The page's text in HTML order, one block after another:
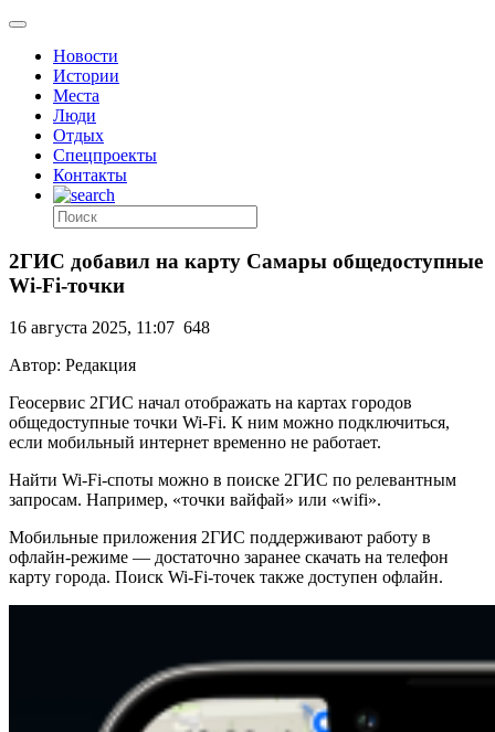
Новости
Истории
Места
Люди
Отдых
Спецпроекты
Контакты
2ГИС добавил на карту Самары общедоступные
Wi-Fi-точки
16 августа 2025, 11:07 648
Автор: Редакция
Геосервис 2ГИС начал отображать на картах городов
общедоступные точки Wi-Fi. К ним можно подключиться,
если мобильный интернет временно не работает.
Найти Wi-Fi-споты можно в поиске 2ГИС по релевантным
запросам. Например, «точки вайфай» или «wifi».
Мобильные приложения 2ГИС поддерживают работу в
офлайн-режиме — достаточно заранее скачать на телефон
карту города. Поиск Wi-Fi-точек также доступен офлайн.